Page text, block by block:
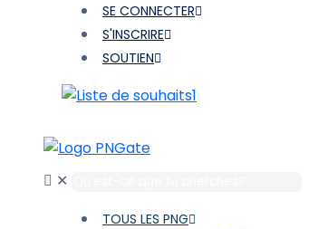
SE CONNECTER
S'INSCRIRE
SOUTIEN
1
✕
TOUS LES PNG